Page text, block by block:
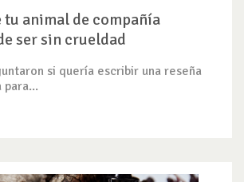
tu animal de compañía
ser sin crueldad
si quería escribir una reseña
para...